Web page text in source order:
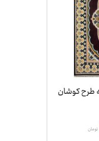
تومان